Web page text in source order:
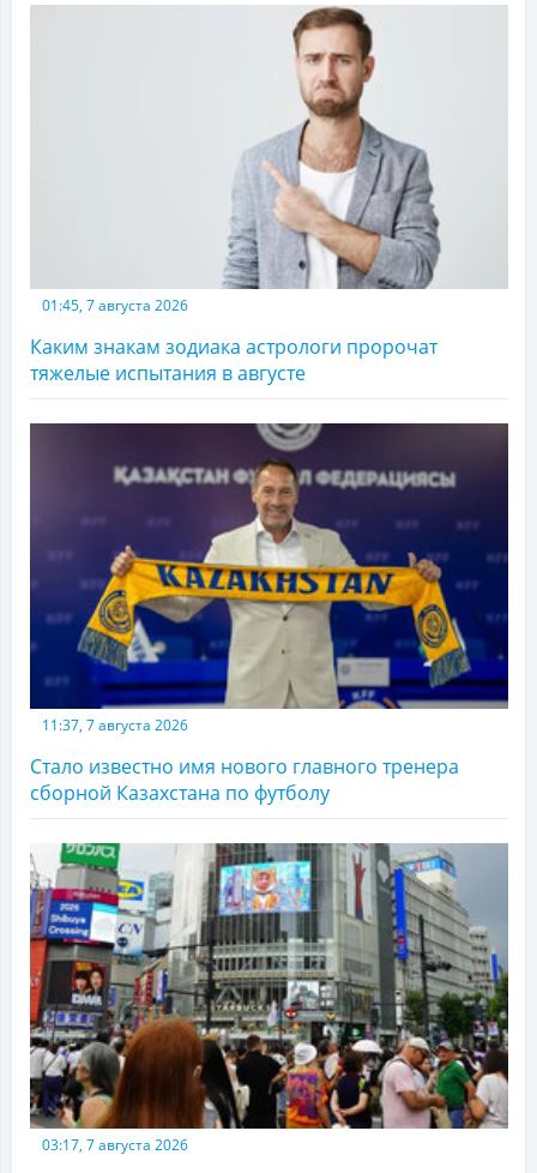
01:45, 7 августа 2026
Каким знакам зодиака астрологи пророчат
тяжелые испытания в августе
11:37, 7 августа 2026
Стало известно имя нового главного тренера
сборной Казахстана по футболу
03:17, 7 августа 2026